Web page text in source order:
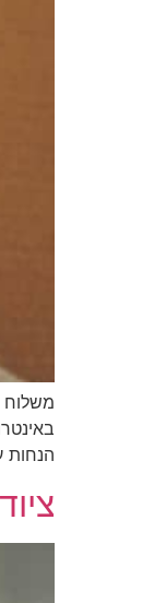
משלוח
הנחות